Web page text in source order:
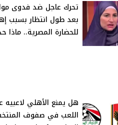
تحرك عاجل ضد فدوى
بعد طول انتظار بسبب
للحضارة المصرية.. ماذا
هل يمنع الأهلي لاعبيه
اللعب في صفوف